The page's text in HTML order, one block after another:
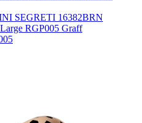
SEGRETI 16382BRN
Graff